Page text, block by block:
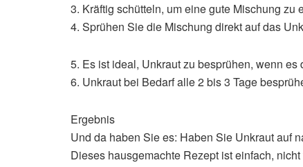
3. Kräftig schütteln, um eine gute Mischung zu
4. Sprühen Sie die Mischung direkt auf das
5. Es ist ideal, Unkraut zu besprühen, wenn
6. Unkraut bei Bedarf alle 2 bis 3 Tage
Ergebnis
Und da haben Sie es: Haben Sie Unkraut auf
Dieses hausgemachte Rezept ist einfach,